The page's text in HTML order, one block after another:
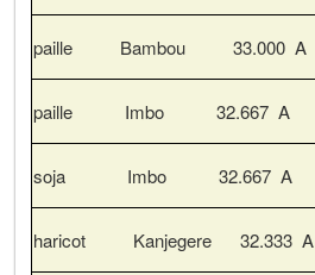
paille Bambou 33.000 A
paille Imbo 32.667 A
soja Imbo 32.667 A
haricot Kanjegere 32.333 A